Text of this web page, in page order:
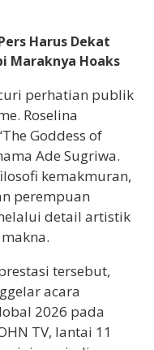
Harus Dekat
Maraknya Hoaks
perhatian publik
Roselina
Goddess of
Ade Sugriwa.
kemakmuran,
perempuan
detail artistik
tersebut,
acara
2026 pada
TV, lantai 11